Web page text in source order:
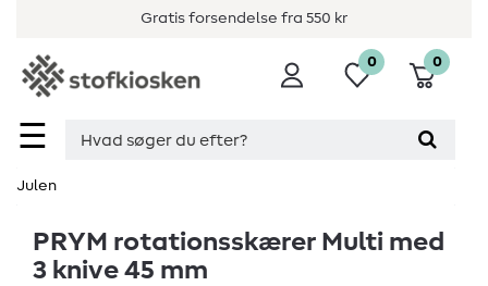
Gratis forsendelse fra 550 kr
☰
0 0
Julen
PRYM rotationsskærer Multi med
3 knive 45 mm